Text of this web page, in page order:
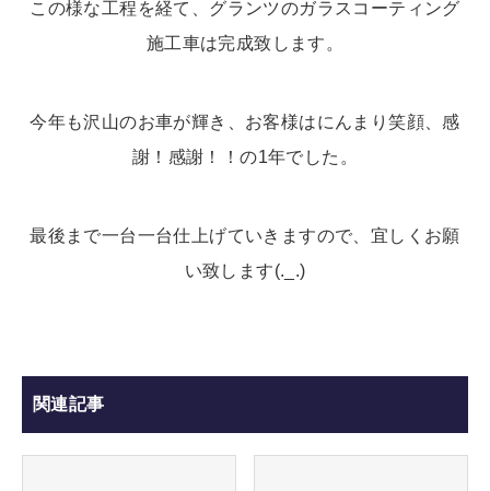
この様な工程を経て、グランツのガラスコーティング
施工車は完成致します。
今年も沢山のお車が輝き、お客様はにんまり笑顔、感
謝！感謝！！の1年でした。
最後まで一台一台仕上げていきますので、宜しくお願
い致します(._.)
関連記事